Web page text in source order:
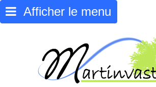
Afficher le menu